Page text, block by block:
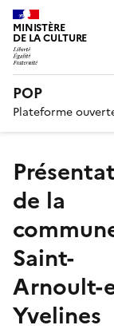
MINISTÈRE
DE LA CULTURE
POP
Plateforme
présentation
de la
Saint-
Arnoult-
Yvelines